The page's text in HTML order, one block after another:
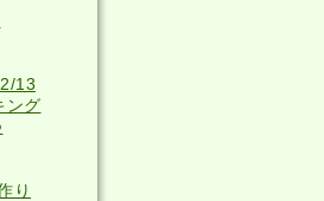
13
ング
り